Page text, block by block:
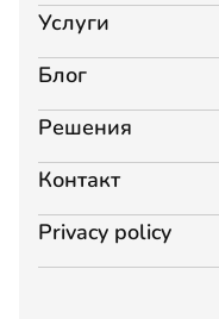
Услуги
Блог
Решения
Контакт
Privacy policy